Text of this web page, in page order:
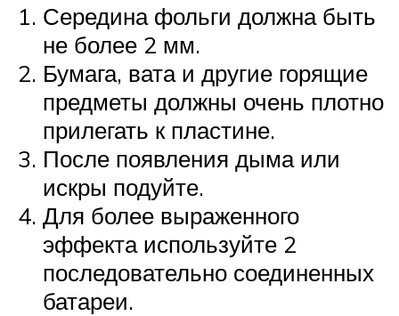
Середина фольги должна быть
не более 2 мм.
Бумага, вата и другие горящие
предметы должны очень плотно
прилегать к пластине.
После появления дыма или
искры подуйте.
Для более выраженного
эффекта используйте 2
последовательно соединенных
батареи.